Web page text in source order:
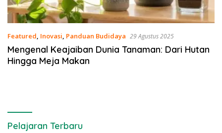
Featured, Inovasi, Panduan Budidaya 29 Agustus 2025
Mengenal Keajaiban Dunia Tanaman: Dari Hutan
Hingga Meja Makan
Pelajaran Terbaru